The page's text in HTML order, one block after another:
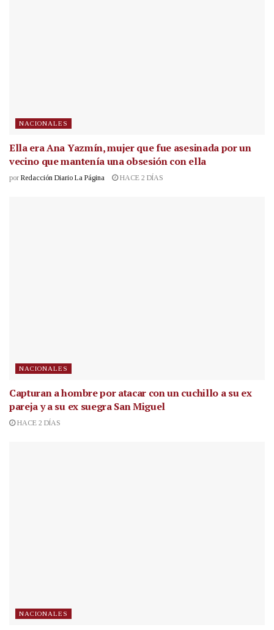
NACIONALES
Ella era Ana Yazmín, mujer que fue asesinada por un
vecino que mantenía una obsesión con ella
por Redacción Diario La Página HACE 2 DÍAS
NACIONALES
Capturan a hombre por atacar con un cuchillo a su ex
pareja y a su ex suegra San Miguel
HACE 2 DÍAS
NACIONALES